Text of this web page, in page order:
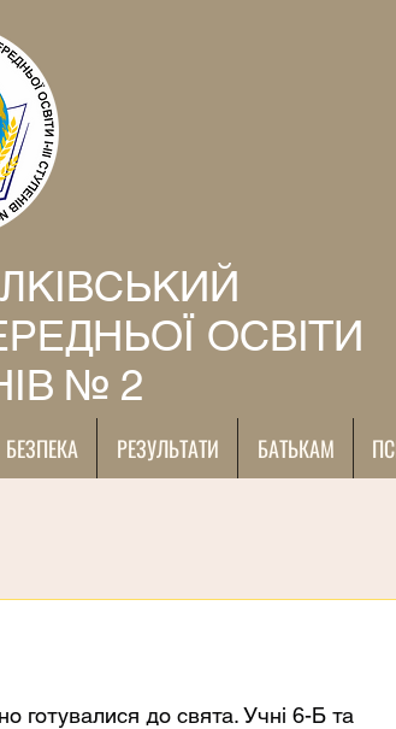
ОСВІТИ
№ 2
БЕЗПЕКА РЕЗУЛЬТАТИ БАТЬКАМ
готувалися до свята. Учні 6-Б та